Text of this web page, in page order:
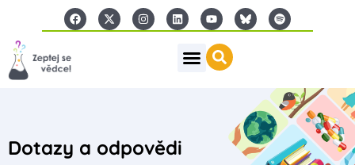
Dotazy a odpovědi